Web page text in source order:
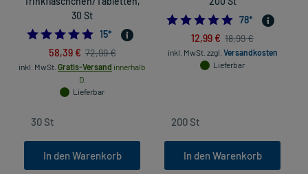
30 St
4.866666666666666
15*
58,39 € 72,99 €
inkl. MwSt. Gratis-Versand innerhalb
D.
Lieferbar
In den Warenkorb
78*
12,99 € 18,99 €
inkl. MwSt. zzgl. Versandkosten
Lieferbar
In den Warenkorb